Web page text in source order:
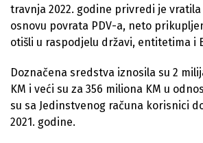
travnja 2022. godine privredi je vratila
osnovu povrata PDV-a, neto
otišli u raspodjelu državi, entitetima i
Doznačena sredstva iznosila su 2
KM i veći su za 356 miliona KM u
su sa Jedinstvenog računa korisnici
2021. godine.